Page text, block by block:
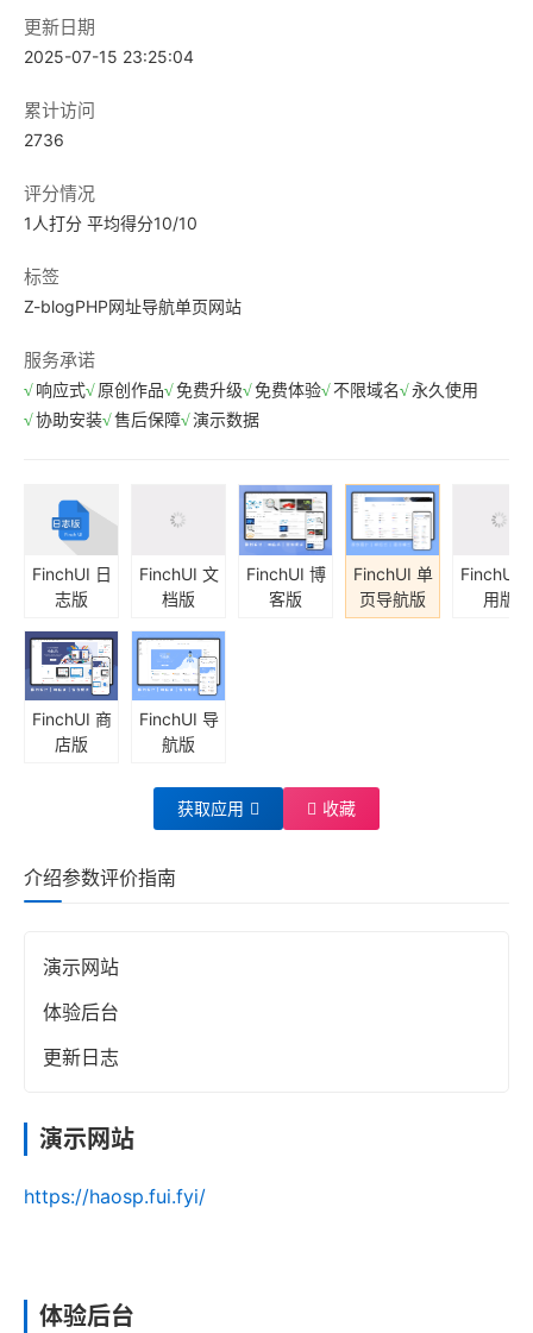
更新日期
2025-07-15 23:25:04
累计访问
2736
评分情况
1人打分 平均得分10/10
标签
Z-blogPHP网址导航单页网站
服务承诺
响应式 原创作品 免费升级 免费体验 不限域名
永久使用
协助安装 售后保障 演示数据
FinchUI 日
志版
FinchUI 文
档版
FinchUI 博
客版
FinchUI 单
页导航版
FinchUI
用版
FinchUI 商
店版
FinchUI 导
航版
获取应用 收藏
介绍参数评价指南
演示网站
体验后台
更新日志
演示网站
https://haosp.fui.fyi/
体验后台